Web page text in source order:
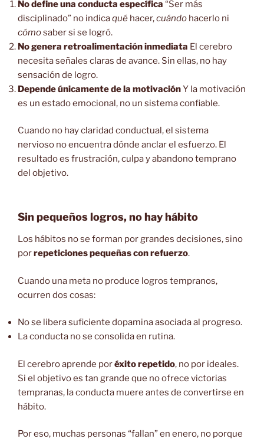
No define una conducta específica “Ser más
disciplinado” no indicaqué hacer,cuándo hacerlo ni
cómosaber si se logró.
No genera retroalimentación inmediata El cerebro
necesita señales claras de avance. Sin ellas, no hay
sensación de logro.
Depende únicamente de la motivaciónY la motivación
es un estado emocional, no un sistema confiable.
Cuando no hay claridad conductual, el sistema
nervioso no encuentra dónde anclar el esfuerzo. El
resultado es frustración, culpa y abandono temprano
del objetivo.
Sin pequeños logros, no hay hábito
Los hábitos no se forman por grandes decisiones, sino
porrepeticiones pequeñas con refuerzo.
Cuando una meta no produce logros tempranos,
ocurren dos cosas:
No se libera suficiente dopamina asociada al progreso.
La conducta no se consolida en rutina.
El cerebro aprende poréxito repetido, no por ideales.
Si el objetivo es tan grande que no ofrece victorias
tempranas, la conducta muere antes de convertirse en
hábito.
Por eso, muchas personas “fallan” en enero, no porque